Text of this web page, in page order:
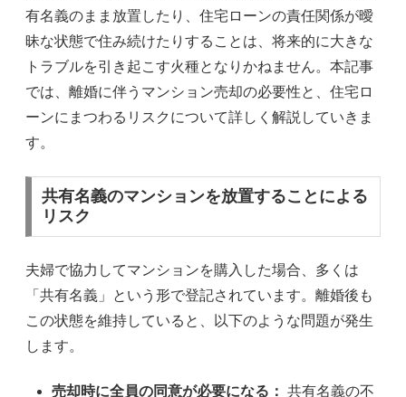
有名義のまま放置したり、住宅ローンの責任関係が曖
昧な状態で住み続けたりすることは、将来的に大きな
トラブルを引き起こす火種となりかねません。本記事
では、離婚に伴うマンション売却の必要性と、住宅ロ
ーンにまつわるリスクについて詳しく解説していきま
す。
共有名義のマンションを放置することによる
リスク
夫婦で協力してマンションを購入した場合、多くは
「共有名義」という形で登記されています。離婚後も
この状態を維持していると、以下のような問題が発生
します。
売却時に全員の同意が必要になる： 共有名義の不